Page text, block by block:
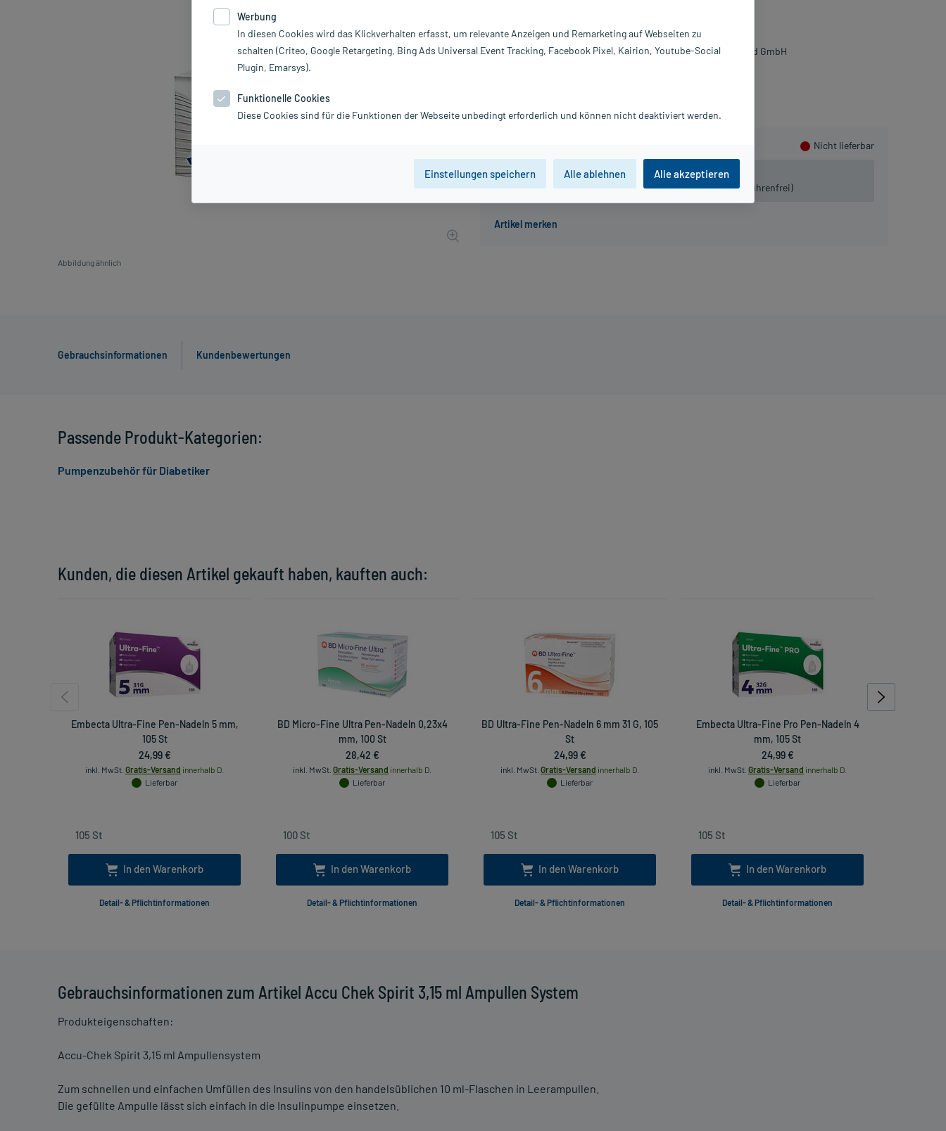
Abbildung ähnlich
Nicht lieferbar
Der Artikel ist momentan nicht lieferbar.
Beratung für Produktalternativen:Tel. 03491-8770120 (gebührenfrei)
PZN:
02730263
Hersteller:
Roche Diagnostics Deutschland GmbH
Gebrauchsinformationen Kundenbewertungen
Gebrauchsinformationen zum Artikel Accu Chek Spirit 3,15 ml Ampullen System
Produkteigenschaften:
Accu-Chek Spirit 3,15 ml Ampullensystem
Zum schnellen und einfachen Umfüllen des Insulins von den handelsüblichen 10 ml-Flaschen in Leerampullen.
Die gefüllte Ampulle lässt sich einfach in die Insulinpumpe einsetzen.
Kunden, die diesen Artikel gekauft haben, kauften auch:
Embecta Ultra-Fine Pen-Nadeln 5 mm,
105 St
24,99 €
inkl. MwSt. Gratis-Versand innerhalb D.
Lieferbar
In den Warenkorb
Detail- & Pflichtinformationen
BD Micro-Fine Ultra Pen-Nadeln 0,23x4
mm, 100 St
28,42 €
inkl. MwSt. Gratis-Versand innerhalb D.
Lieferbar
In den Warenkorb
Detail- & Pflichtinformationen
BD Ultra-Fine Pen-Nadeln 6 mm 31 G, 105
St
24,99 €
inkl. MwSt. Gratis-Versand innerhalb D.
Lieferbar
In den Warenkorb
Detail- & Pflichtinformationen
Embecta Ultra-Fine Pro Pen-Nadeln 4
mm, 105 St
24,99 €
inkl. MwSt. Gratis-Versand innerhalb D.
Lieferbar
In den Warenkorb
Detail- & Pflichtinformationen
Passende Produkt-Kategorien:
Pumpenzubehör für Diabetiker
Werbung
In diesen Cookies wird das Klickverhalten erfasst, um relevante Anzeigen und Remarketing auf Webseiten zu
schalten (Criteo, Google Retargeting, Bing Ads Universal Event Tracking, Facebook Pixel, Kairion, Youtube-Social
Plugin, Emarsys).
Funktionelle Cookies
Diese Cookies sind für die Funktionen der Webseite unbedingt erforderlich und können nicht deaktiviert werden.
Einstellungen speichern Alle ablehnen Alle akzeptieren